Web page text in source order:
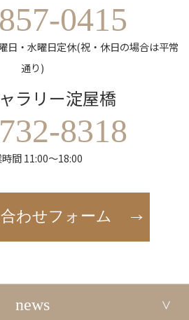
0415
日・水曜日定休(祝・休日の場合は平常
通り)
ラリー淀屋橋
8318
間 11:00～18:00
わせフォーム
news